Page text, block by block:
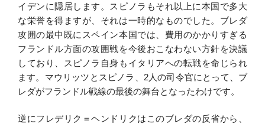
イデンに隠居します。スピノラもそれ以上に本国で多大
な栄誉を得ますが、それは一時的なものでした。ブレダ
攻囲の最中既にスペイン本国では、費用のかかりすぎる
フランドル方面の攻囲戦を今後おこなわない方針を決議
しており、スピノラ自身もイタリアへの転戦を命じられ
ます。マウリッツとスピノラ、2人の司令官にとって、ブ
レダがフランドル戦線の最後の舞台となったわけです。
逆にフレデリク＝ヘンドリクはこのブレダの反省から、